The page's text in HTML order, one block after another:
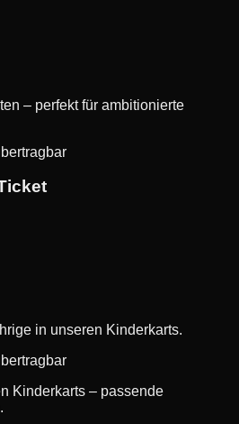
– perfekt für ambitionierte
in unseren Kinderkarts.
Kinderkarts – passende